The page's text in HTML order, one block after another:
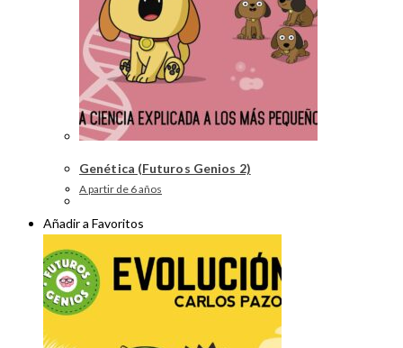
Genética (Futuros Genios 2)
A partir de 6 años
Añadir a Favoritos